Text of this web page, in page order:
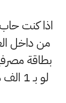
حاب تدعم
العراق
مصرفية
لو بـ 1 الف